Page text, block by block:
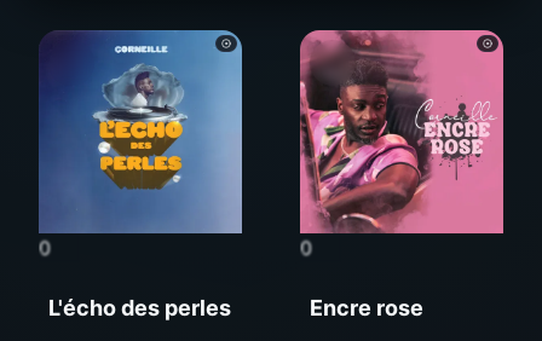
0
L'écho des perles
0
Encre rose